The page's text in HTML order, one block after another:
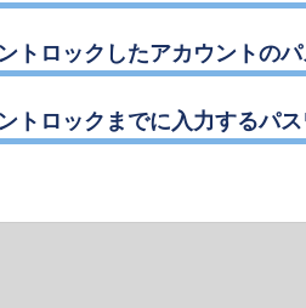
トロックしたアカウントの
トロックまでに入力するパ